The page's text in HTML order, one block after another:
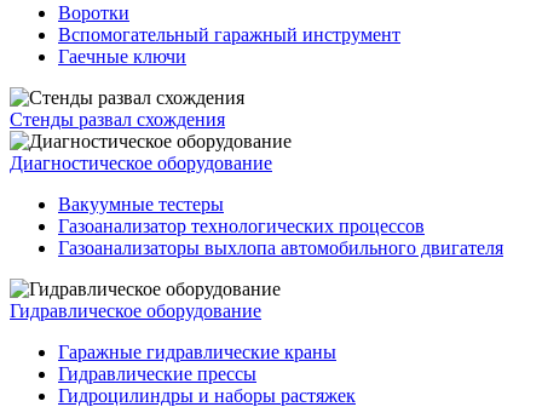
Воротки
Вспомогательный гаражный инструмент
Гаечные ключи
Стенды развал схождения
Диагностическое оборудование
Вакуумные тестеры
Газоанализатор технологических процессов
Газоанализаторы выхлопа автомобильного двигателя
Гидравлическое оборудование
Гаражные гидравлические краны
Гидравлические прессы
Гидроцилиндры и наборы растяжек